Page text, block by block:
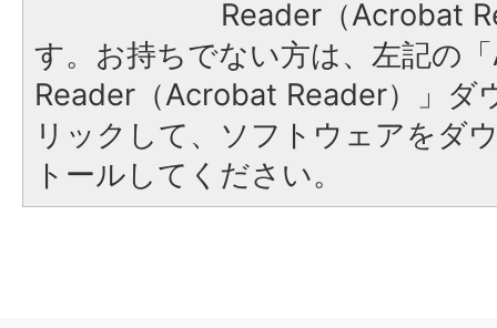
Reader（Acrobat
す。お持ちでない方は、左記の
Reader（Acrobat Reader）」ダ
リックして、ソフトウェアをダ
トールしてください。